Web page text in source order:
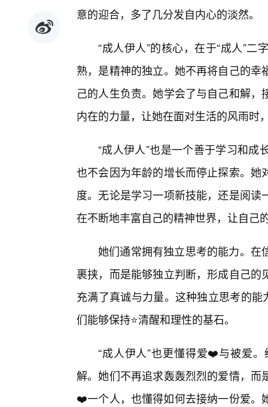
意的迎合，多了几分发自内心的淡然。
“成人伊人”的核心，在于“成人”
熟，是精神的独立。她不再将自己的
己的人生负责。她学会了与自己和解
内在的力量，让她在面对生活的风雨时
“成人伊人”也是一个善于学习和
也不会因为年龄的增长而停止探索。
度。无论是学习一项新技能，还是阅
在不断地丰富自己的精神世界，让自己
她们通常拥有独立思考的能力。在
裹挟，而是能够独立判断，形成自己
充满了真诚与力量。这种独立思考的
们能够保持⭐清醒和理性的基石。
“成人伊人”也更懂得爱❤️与被爱
解。她们不再追求轰轰烈烈的爱情，
❤️一个人，也懂得如何去接纳一份爱。